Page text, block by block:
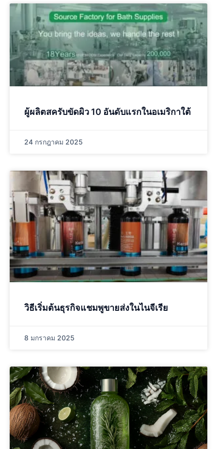
ผู้ผลิตสครับขัดผิว 10 อันดับแรกในอเมริกาใต้
24 กรกฎาคม 2025
วิธีเริ่มต้นธุรกิจแชมพูขายส่งในไนจีเรีย
8 มกราคม 2025